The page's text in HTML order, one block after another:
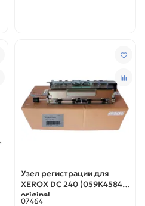
Узел регистрации для
XEROX DC 240 (059K45841)
original
07464